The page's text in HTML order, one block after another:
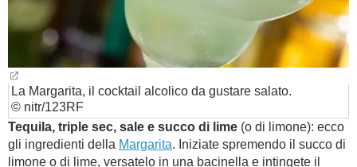
La Margarita, il cocktail alcolico da gustare salato.
© nitr/123RF
Tequila, triple sec, sale e succo di lime (o di limone): ecco
gli ingredienti della Margarita. Iniziate spremendo il succo di
limone o di lime, versatelo in una bacinella e intingete il